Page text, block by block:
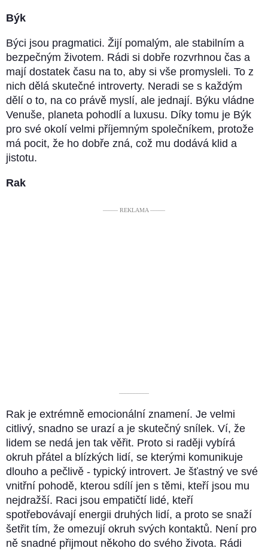
Býk
Býci jsou pragmatici. Žijí pomalým, ale stabilním a
bezpečným životem. Rádi si dobře rozvrhnou čas a
mají dostatek času na to, aby si vše promysleli. To z
nich dělá skutečné introverty. Neradi se s každým
dělí o to, na co právě myslí, ale jednají. Býku vládne
Venuše, planeta pohodlí a luxusu. Díky tomu je Býk
pro své okolí velmi příjemným společníkem, protože
má pocit, že ho dobře zná, což mu dodává klid a
jistotu.
Rak
––––– REKLAMA –––––
––––––––––
Rak je extrémně emocionální znamení. Je velmi
citlivý, snadno se urazí a je skutečný snílek. Ví, že
lidem se nedá jen tak věřit. Proto si raději vybírá
okruh přátel a blízkých lidí, se kterými komunikuje
dlouho a pečlivě - typický introvert. Je šťastný ve své
vnitřní pohodě, kterou sdílí jen s těmi, kteří jsou mu
nejdražší. Raci jsou empatičtí lidé, kteří
spotřebovávají energii druhých lidí, a proto se snaží
šetřit tím, že omezují okruh svých kontaktů. Není pro
ně snadné přijmout někoho do svého života. Rádi